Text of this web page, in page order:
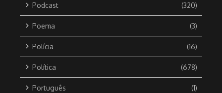
Podcast (320)
Poema (3)
Polícia (16)
Política (678)
Português (1)